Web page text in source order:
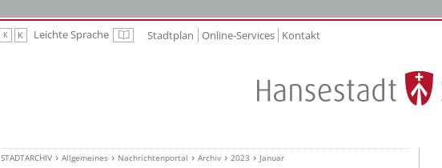
K K Leichte Sprache Leichte Sprache
Stadtplan Online-Services Kontakt
STADTARCHIV Allgemeines Nachrichtenportal Archiv 2023 Januar